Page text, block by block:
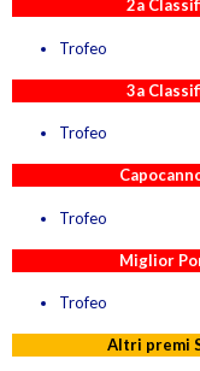
2a
Trofeo
3a
Trofeo
Trofeo
Miglior
Trofeo
Altri premi